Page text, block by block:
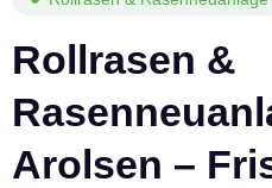
Rollrasen &
Arolsen –